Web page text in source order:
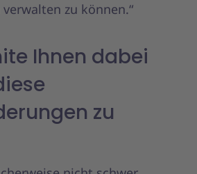
zu können.“
Ihnen dabei
zu